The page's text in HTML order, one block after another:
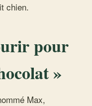
chien.
pour
»
Max,